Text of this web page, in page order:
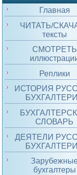
Главная
ЧИТАТЬ/
тексты
СМОТРЕТЬ
Реплики
ИСТОРИЯ
СЛОВАРЬ
ДЕЯТЕЛИ
бухгалтеры